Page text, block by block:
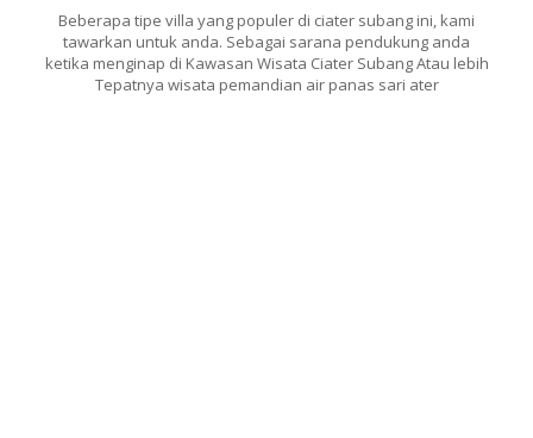
Beberapa tipe villa yang populer di ciater subang ini, kami
tawarkan untuk anda. Sebagai sarana pendukung anda
ketika menginap di Kawasan Wisata Ciater Subang Atau lebih
Tepatnya wisata pemandian air panas sari ater